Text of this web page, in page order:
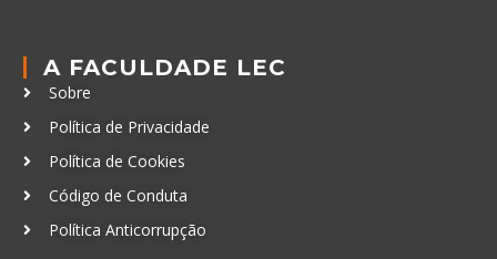
A FACULDADE LEC
Sobre
Política de Privacidade
Política de Cookies
Código de Conduta
Política Anticorrupção